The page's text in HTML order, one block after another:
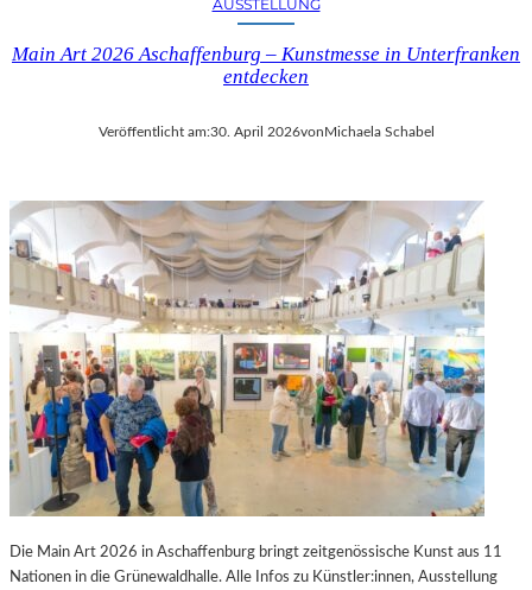
AUSSTELLUNG
Main Art 2026 Aschaffenburg – Kunstmesse in Unterfranken
entdecken
Veröffentlicht am:30. April 2026vonMichaela Schabel
Die Main Art 2026 in Aschaffenburg bringt zeitgenössische Kunst aus 11
Nationen in die Grünewaldhalle. Alle Infos zu Künstler:innen, Ausstellung